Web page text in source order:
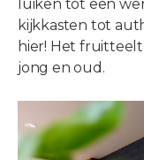
luiken tot een
kijkkasten tot
hier! Het
jong en oud.